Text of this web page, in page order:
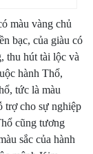
màu vàng chủ
bạc, của giàu có
thu hút tài lộc và
hành Thổ,
tức là màu
trợ cho sự nghiệp
cũng tương
sắc của hành